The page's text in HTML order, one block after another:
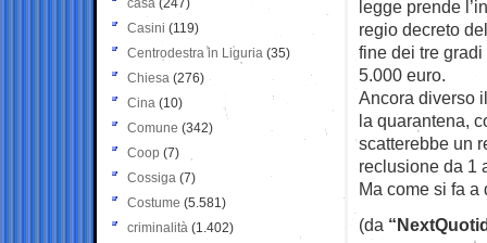
legge prende
regio decreto
fine dei tre
5.000 euro.
Ancora diverso
la quarantena,
scatterebbe un
reclusione da 1
Ma come si fa a
(da
casa (247)
Casini (119)
Centrodestra in Liguria (35)
Chiesa (276)
Cina (10)
Comune (342)
Coop (7)
Cossiga (7)
Costume (5.581)
criminalità (1.402)